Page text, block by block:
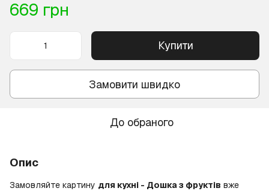
669 грн
Купити
Замовити швидко
До обраного
Опис
Замовляйте картину для кухні - Дошка з фруктів вже